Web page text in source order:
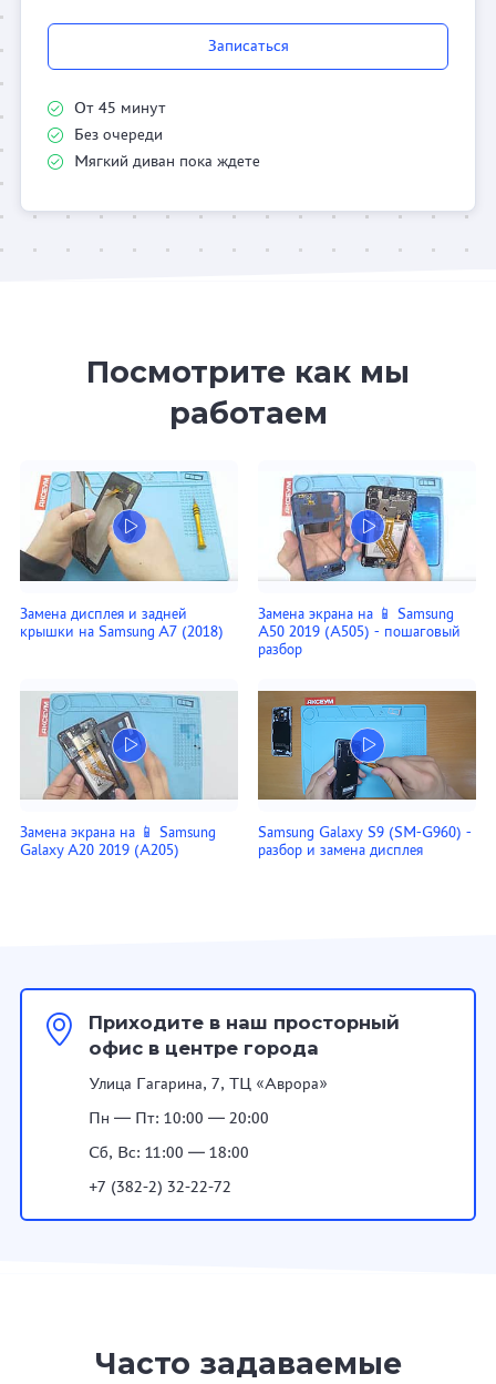
Записаться
От 45 минут
Без очереди
Мягкий диван пока ждете
Посмотрите как мы
работаем
Замена дисплея и задней
крышки на Samsung A7 (2018)
Замена экрана на 📱 Samsung
A50 2019 (A505) - пошаговый
разбор
Замена экрана на 📱 Samsung
Galaxy A20 2019 (A205)
Samsung Galaxy S9 (SM-G960) -
разбор и замена дисплея
Приходите в наш просторный
офис в центре города
Улица Гагарина, 7, ТЦ «Аврора»
Пн — Пт: 10:00 — 20:00
Сб, Вс: 11:00 — 18:00
+7 (382-2) 32-22-72
Часто задаваемые